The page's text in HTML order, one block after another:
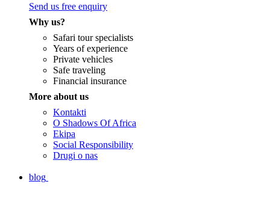
Send us free enquiry
Why us?
Safari tour specialists
Years of experience
Private vehicles
Safe traveling
Financial insurance
More about us
Kontakti
O Shadows Of Africa
Ekipa
Social Responsibility
Drugi o nas
blog